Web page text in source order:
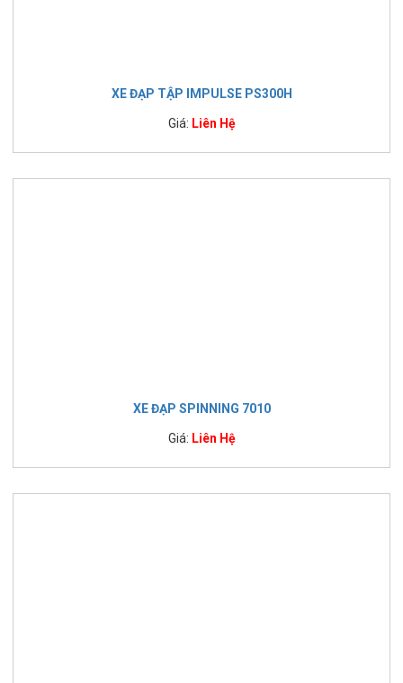
XE ĐẠP TẬP IMPULSE PS300H
Giá: Liên Hệ
XE ĐẠP SPINNING 7010
Giá: Liên Hệ